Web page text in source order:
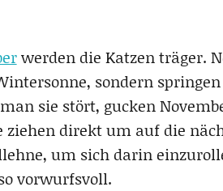
werden die Katzen träger.
sondern
sie stört, gucken
ziehen direkt um auf die
um sich darin
vorwurfsvoll.